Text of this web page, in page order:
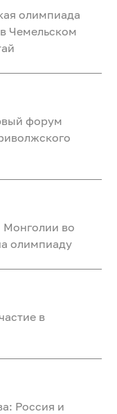
олимпиада
Монголии во
олимпиаду
в
Россия и